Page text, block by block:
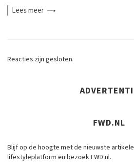
Leesmeer
Reacties zijn gesloten.
FWD.NL
Blijf op de hoogte met de nieuwste
lifestyleplatform en bezoek FWD.nl.